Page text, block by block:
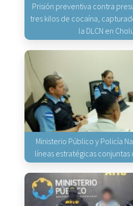
Prisión preventiva contra
tres kilos de cocaína,
la DLCN en
Ministerio Público y Policía
líneas estratégicas